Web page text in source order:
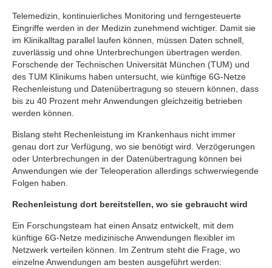
Telemedizin, kontinuierliches Monitoring und ferngesteuerte
Eingriffe werden in der Medizin zunehmend wichtiger. Damit sie
im Klinikalltag parallel laufen können, müssen Daten schnell,
zuverlässig und ohne Unterbrechungen übertragen werden.
Forschende der Technischen Universität München (TUM) und
des TUM Klinikums haben untersucht, wie künftige 6G-Netze
Rechenleistung und Datenübertragung so steuern können, dass
bis zu 40 Prozent mehr Anwendungen gleichzeitig betrieben
werden können.
Bislang steht Rechenleistung im Krankenhaus nicht immer
genau dort zur Verfügung, wo sie benötigt wird. Verzögerungen
oder Unterbrechungen in der Datenübertragung können bei
Anwendungen wie der Teleoperation allerdings schwerwiegende
Folgen haben.
Rechenleistung dort bereitstellen, wo sie gebraucht wird
Ein Forschungsteam hat einen Ansatz entwickelt, mit dem
künftige 6G-Netze medizinische Anwendungen flexibler im
Netzwerk verteilen können. Im Zentrum steht die Frage, wo
einzelne Anwendungen am besten ausgeführt werden: